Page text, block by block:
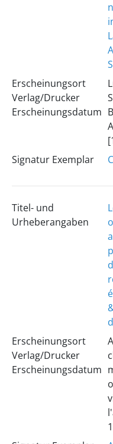
Erscheinungsort
Verlag/Drucker
Erscheinungsdatum
Signatur Exemplar
Titel- und
Urheberangaben
Erscheinungsort
Verlag/Drucker
Erscheinungsdatum